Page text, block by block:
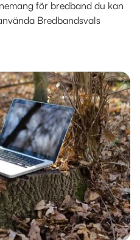
för bredband du kan
Bredbandsvals